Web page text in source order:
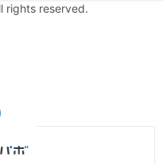
rights reserved.